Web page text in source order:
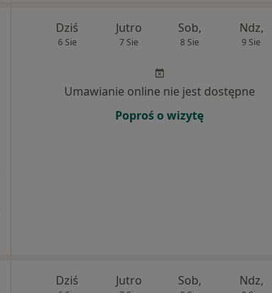
Dziś
6 Sie
Jutro
7 Sie
Sob,
8 Sie
Ndz,
9 Sie
Umawianie online nie jest dostępne
Poproś o wizytę
Dziś Jutro Sob, Ndz,